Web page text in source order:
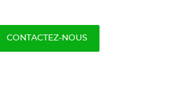
CONTACTEZ-NOUS